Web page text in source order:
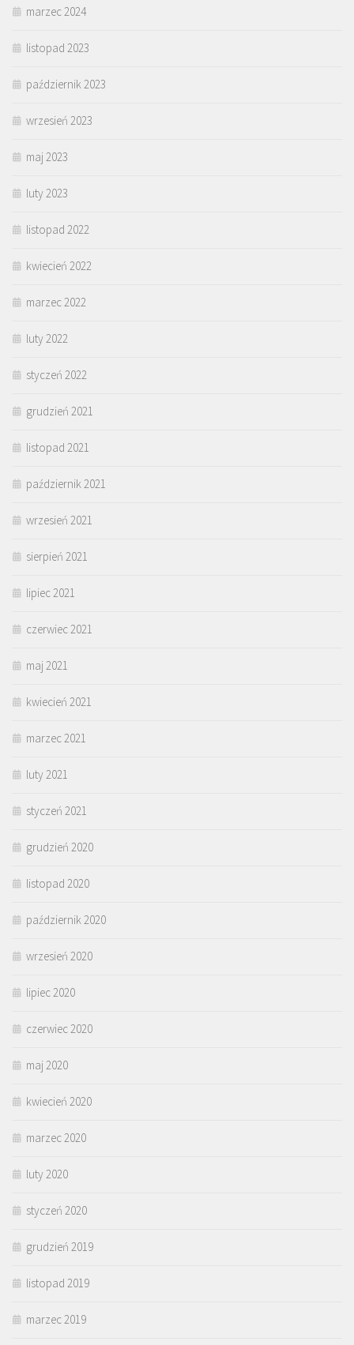
marzec 2024
listopad 2023
październik 2023
wrzesień 2023
maj 2023
luty 2023
listopad 2022
kwiecień 2022
marzec 2022
luty 2022
styczeń 2022
grudzień 2021
listopad 2021
październik 2021
wrzesień 2021
sierpień 2021
lipiec 2021
czerwiec 2021
maj 2021
kwiecień 2021
marzec 2021
luty 2021
styczeń 2021
grudzień 2020
listopad 2020
październik 2020
wrzesień 2020
lipiec 2020
czerwiec 2020
maj 2020
kwiecień 2020
marzec 2020
luty 2020
styczeń 2020
grudzień 2019
listopad 2019
marzec 2019